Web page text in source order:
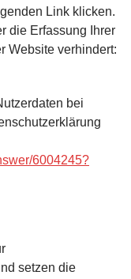
Link klicken.
die Erfassung Ihrer
Website verhindert:
bei
6004245?
setzen die